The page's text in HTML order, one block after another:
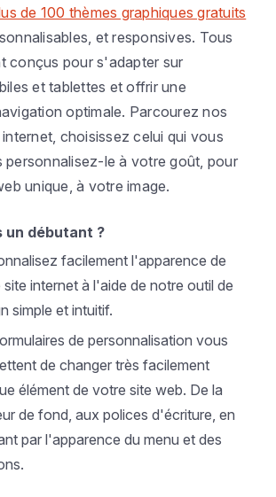
de 100 thèmes graphiques gratuits
et responsives. Tous
conçus pour s'adapter sur
et tablettes et offrir une
optimale. Parcourez nos
choisissez celui qui vous
personnalisez-le à votre goût, pour
unique, à votre image.
un débutant ?
facilement l'apparence de
internet à l'aide de notre outil de
simple et intuitif.
de personnalisation vous
de changer très facilement
élément de votre site web. De la
de fond, aux polices d'écriture, en
par l'apparence du menu et des